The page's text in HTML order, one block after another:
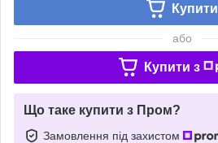
Купити
або
Купити з
Що таке купити з Пром?
Замовлення під захистом